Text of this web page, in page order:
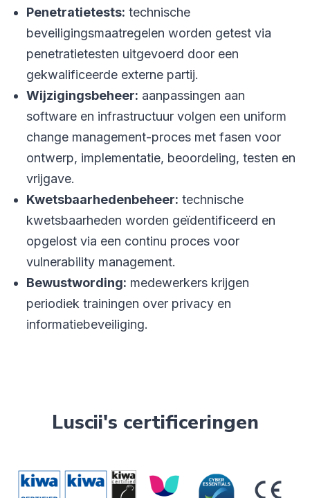
Penetratietests: technische
beveiligingsmaatregelen worden getest via
penetratietesten uitgevoerd door een
gekwalificeerde externe partij.
Wijzigingsbeheer: aanpassingen aan
software en infrastructuur volgen een uniform
change management-proces met fasen voor
ontwerp, implementatie, beoordeling, testen en
vrijgave.
Kwetsbaarhedenbeheer: technische
kwetsbaarheden worden geïdentificeerd en
opgelost via een continu proces voor
vulnerability management.
Bewustwording: medewerkers krijgen
periodiek trainingen over privacy en
informatiebeveiliging.
Luscii's certificeringen